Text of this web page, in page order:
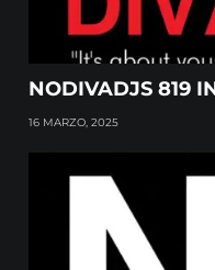
NODIVADJS 819
16 MARZO, 2025